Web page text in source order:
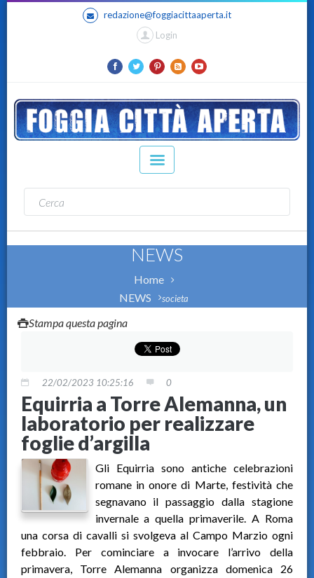
redazione@foggiacittaaperta.it
Login
NEWS
Home
NEWS
societa
Stampa questa pagina
22/02/2023 10:25:16 0
Equirria a Torre Alemanna, un
laboratorio per realizzare
foglie d’argilla
Gli Equirria sono antiche celebrazioni
romane in onore di Marte, festività che
segnavano il passaggio dalla stagione
invernale a quella primaverile. A Roma
una corsa di cavalli si svolgeva al Campo Marzio ogni
febbraio. Per cominciare a invocare l’arrivo della
primavera, Torre Alemanna organizza domenica 26